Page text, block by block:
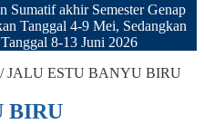
Sumatif akhir Semester Genap
Tanggal 4-9 Mei, Sedangkan
8-13 Juni 2026
/JALU ESTU BANYU BIRU
BIRU